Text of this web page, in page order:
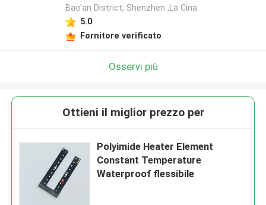
Bao'an District, Shenzhen ,La Cina
5.0
Fornitore verificato
Osservi più
Ottieni il miglior prezzo per
Polyimide Heater Element
Constant Temperature
Waterproof flessibile